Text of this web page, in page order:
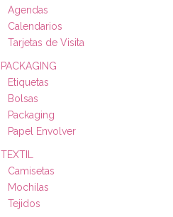
Agendas
Calendarios
Tarjetas de Visita
PACKAGING
Etiquetas
Bolsas
Packaging
Papel Envolver
TEXTIL
Camisetas
Mochilas
Tejidos